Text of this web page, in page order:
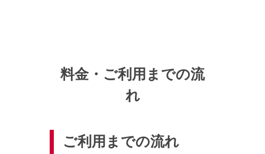
料金・ご利用までの流
れ
ご利用までの流れ